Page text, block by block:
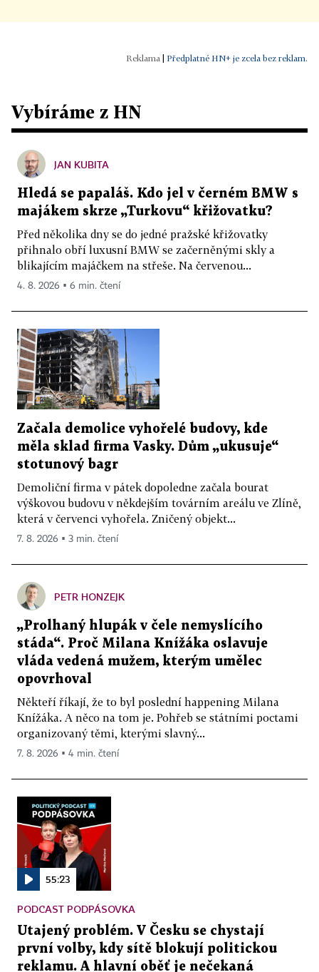
Předplatné HN+ je zcela bez reklam.
Vybíráme z HN
JAN KUBITA
Hledá se papaláš. Kdo jel v černém BMW s
majákem skrze „Turkovu“ křižovatku?
Před několika dny se do jedné pražské křižovatky
přihnalo obří luxusní BMW se začerněnými skly a
blikajícím majáčkem na střeše. Na červenou...
4. 8. 2026 ▪ 6 min. čtení
Začala demolice vyhořelé budovy, kde
měla sklad firma Vasky. Dům „ukusuje“
stotunový bagr
Demoliční firma v pátek dopoledne začala bourat
výškovou budovu v někdejším továrním areálu ve Zlíně,
která v červenci vyhořela. Zničený objekt...
7. 8. 2026 ▪ 3 min. čtení
PETR HONZEJK
„Prolhaný hlupák v čele nemyslícího
stáda“. Proč Milana Knížáka oslavuje
vláda vedená mužem, kterým umělec
opovrhoval
Někteří říkají, že to byl poslední happening Milana
Knížáka. A něco na tom je. Pohřeb se státními poctami
organizovaný těmi, kterými slavný...
7. 8. 2026 ▪ 4 min. čtení
55:23
PODCAST PODPÁSOVKA
Utajený problém. V Česku se chystají
první volby, kdy sítě blokují politickou
reklamu. A hlavní oběť je nečekaná